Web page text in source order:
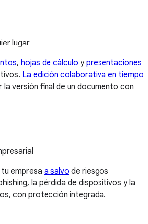
lugar
, hojas de cálculo ypresentaciones
La edición colaborativa en tiempo
la versión final de un documento con
empresa a salvo de riesgos
la pérdida de dispositivos y la
con protección integrada.